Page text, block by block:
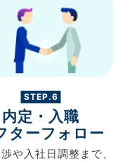
STEP.6
内定・入職
ターフォロー
や 入社日調整まで、